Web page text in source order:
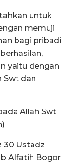
untuk
memuji
bagi pribadi
yaitu dengan
Swt dan
Allah Swt
30 Ustadz
Alfatih Bogor